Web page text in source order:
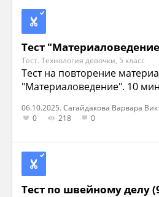
Тест
Тест. Технология девочки, 5 класс
Тест на повторение
"Материаловедение". 10
06.10.2025. Сагайдакова Варвара
0
218 0
Тест по швейному делу